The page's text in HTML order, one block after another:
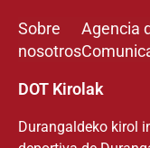
Sobre
nosotros
Agencia
DOT Kirolak
Durangaldeko kirol